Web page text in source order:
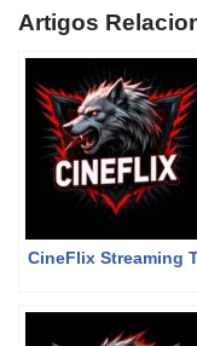
Artigos
CineFlix Streaming